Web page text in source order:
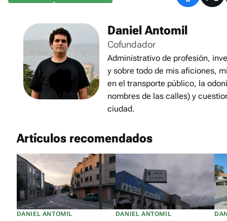
Daniel Antomil
Cofundador
Administrativo de profesión,
y sobre todo de mis aficiones,
en el transporte público, la
nombres de las calles) y
ciudad.
Artículos recomendados
DANIEL ANTOMIL DANIEL ANTOMIL